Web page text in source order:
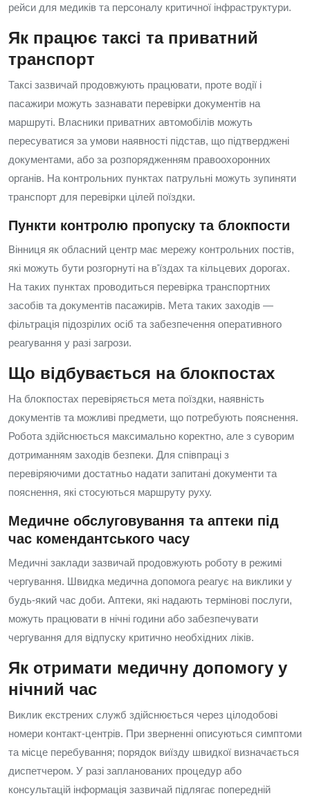
рейси для медиків та персоналу критичної інфраструктури.
Як працює таксі та приватний
транспорт
Таксі зазвичай продовжують працювати, проте водії і
пасажири можуть зазнавати перевірки документів на
маршруті. Власники приватних автомобілів можуть
пересуватися за умови наявності підстав, що підтверджені
документами, або за розпорядженням правоохоронних
органів. На контрольних пунктах патрульні можуть зупиняти
транспорт для перевірки цілей поїздки.
Пункти контролю пропуску та блокпости
Вінниця як обласний центр має мережу контрольних постів,
які можуть бути розгорнуті на в'їздах та кільцевих дорогах.
На таких пунктах проводиться перевірка транспортних
засобів та документів пасажирів. Мета таких заходів —
фільтрація підозрілих осіб та забезпечення оперативного
реагування у разі загрози.
Що відбувається на блокпостах
На блокпостах перевіряється мета поїздки, наявність
документів та можливі предмети, що потребують пояснення.
Робота здійснюється максимально коректно, але з суворим
дотриманням заходів безпеки. Для співпраці з
перевіряючими достатньо надати запитані документи та
пояснення, які стосуються маршруту руху.
Медичне обслуговування та аптеки під
час комендантського часу
Медичні заклади зазвичай продовжують роботу в режимі
чергування. Швидка медична допомога реагує на виклики у
будь-який час доби. Аптеки, які надають термінові послуги,
можуть працювати в нічні години або забезпечувати
чергування для відпуску критично необхідних ліків.
Як отримати медичну допомогу у
нічний час
Виклик екстрених служб здійснюється через цілодобові
номери контакт-центрів. При зверненні описуються симптоми
та місце перебування; порядок виїзду швидкої визначається
диспетчером. У разі запланованих процедур або
консультацій інформація зазвичай підлягає попередній